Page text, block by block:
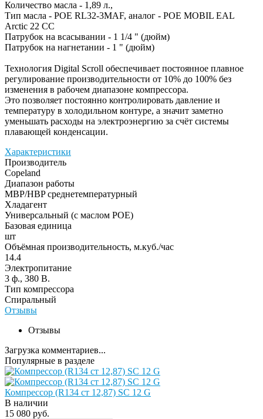
Количество масла - 1,89 л.,
Тип масла - POE RL32-3MAF, аналог - POE MOBIL EAL
Arctic 22 CC
Патрубок на всасывании - 1 1/4 " (дюйм)
Патрубок на нагнетании - 1 " (дюйм)
Технология Digital Scroll обеспечивает постоянное плавное
регулирование производительности от 10% до 100% без
изменения в рабочем диапазоне компрессора.
Это позволяет постоянно контролировать давление и
температуру в холодильном контуре, а значит заметно
уменьшать расходы на электроэнергию за счёт системы
плавающей конденсации.
Характеристики
Производитель
Copeland
Диапазон работы
MBP/HBP среднетемпературный
Хладагент
Универсальный (с маслом POE)
Базовая единица
шт
Объёмная производительность, м.куб./час
14.4
Электропитание
3 ф., 380 В.
Тип компрессора
Спиральный
Отзывы
Отзывы
Загрузка комментариев...
Популярные в разделе
Компрессор (R134 ст 12,87) SC 12 G
В наличии
15 080 руб.